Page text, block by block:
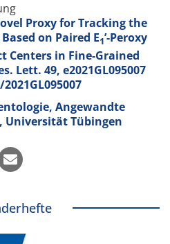
Proxy for Tracking the
on Paired E1’-Peroxy
Centers in Fine-Grained
Lett. 49, e2021GL095007
Angewandte
Universität Tübingen